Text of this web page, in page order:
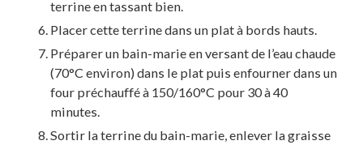
terrine en tassant bien.
Placer cette terrine dans un plat à bords hauts.
Préparer un bain-marie en versant de l’eau chaude
(70°C environ) dans le plat puis enfourner dans un
four préchauffé à 150/160°C pour 30 à 40
minutes.
Sortir la terrine du bain-marie, enlever la graisse